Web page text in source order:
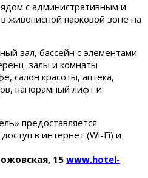
с административным и
живописной парковой зоне на
зал, бассейн с элементами
залы и комнаты
салон красоты, аптека,
панорамный лифт и
предоставляется
в интернет (Wi-Fi) и
15 www.hotel-